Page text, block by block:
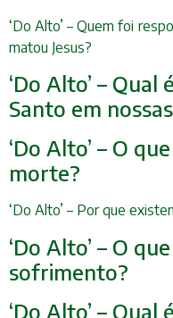
‘Do Alto’ – Quem foi
matou Jesus?
‘Do Alto’ –
Santo em
‘Do Alto’ – O
morte?
‘Do Alto’ – Por que
‘Do Alto’ – O
sofrimento?
‘Do Alto’ –